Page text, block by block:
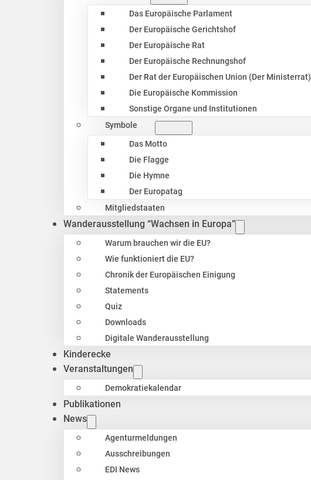
Das Europäische Parlament
Der Europäische Gerichtshof
Der Europäische Rat
Der Europäische Rechnungshof
Der Rat der Europäischen Union (Der Ministerrat)
Die Europäische Kommission
Sonstige Organe und Institutionen
Symbole
Das Motto
Die Flagge
Die Hymne
Der Europatag
Mitgliedstaaten
Wanderausstellung “Wachsen in Europa”
Warum brauchen wir die EU?
Wie funktioniert die EU?
Chronik der Europäischen Einigung
Statements
Quiz
Downloads
Digitale Wanderausstellung
Kinderecke
Veranstaltungen
Demokratiekalendar
Publikationen
News
Agenturmeldungen
Ausschreibungen
EDI News